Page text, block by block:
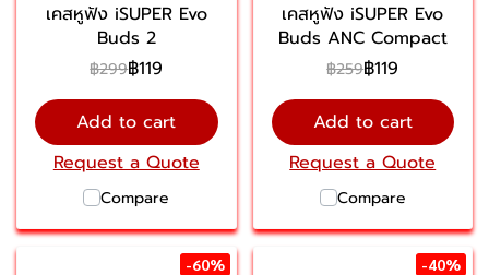
เคสหูฟัง iSUPER Evo
Buds 2
฿299฿119
Add to cart
Request a Quote
Compare
เคสหูฟัง iSUPER Evo
Buds ANC Compact
฿259฿119
Add to cart
Request a Quote
Compare
-60% -40%